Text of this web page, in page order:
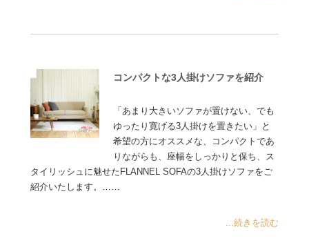
コンパクトな3人掛けソファを紹介
「あまり大きいソファが置けない、でも
ゆったり寛げる3人掛けを置きたい」と
希望の方にオススメな、コンパクトであ
りながらも、座幅をしっかりと保ち、ス
タイリッシュに魅せたFLANNEL SOFAの3人掛けソファをご
紹介いたします。……
...続きを読む